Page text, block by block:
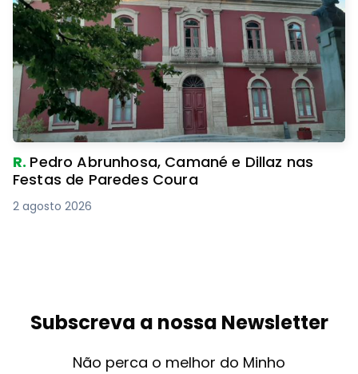
R. Pedro Abrunhosa, Camané e Dillaz nas
Festas de Paredes Coura
2 agosto 2026
Subscreva a nossa Newsletter
Não perca o melhor do Minho